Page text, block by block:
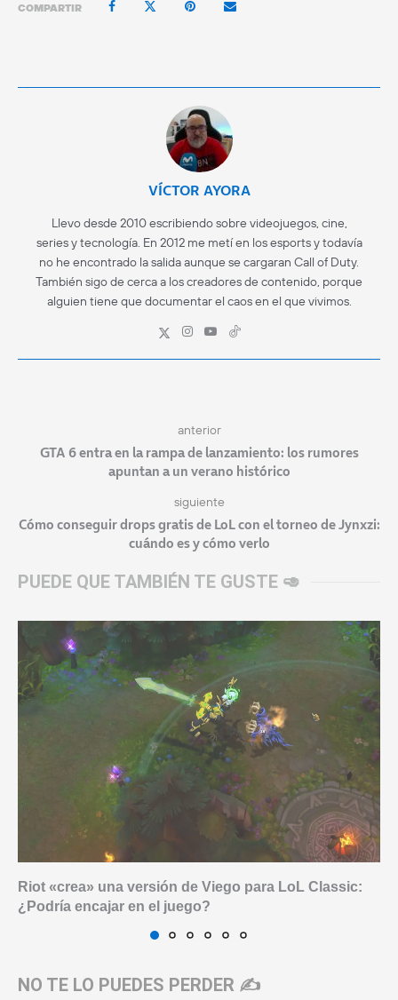
COMPARTIR
VÍCTOR AYORA
Llevo desde 2010 escribiendo sobre videojuegos, cine,
series y tecnología. En 2012 me metí en los esports y todavía
no he encontrado la salida aunque se cargaran Call of Duty.
También sigo de cerca a los creadores de contenido, porque
alguien tiene que documentar el caos en el que vivimos.
anterior
GTA 6 entra en la rampa de lanzamiento: los rumores
apuntan a un verano histórico
siguiente
Cómo conseguir drops gratis de LoL con el torneo de Jynxzi:
cuándo es y cómo verlo
PUEDE QUE TAMBIÉN TE GUSTE 🥑
Riot «crea» una versión de Viego para LoL Classic:
¿Podría encajar en el juego?
NO TE LO PUEDES PERDER ✍️